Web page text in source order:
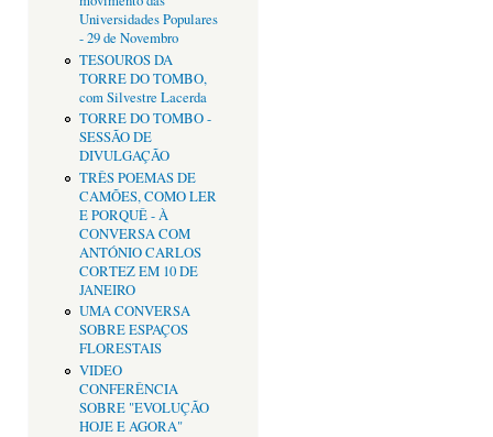
Universidades Populares
- 29 de Novembro
TESOUROS DA
TORRE DO TOMBO,
com Silvestre Lacerda
TORRE DO TOMBO -
SESSÃO DE
DIVULGAÇÃO
TRÊS POEMAS DE
CAMÕES, COMO LER
E PORQUÊ - À
CONVERSA COM
ANTÓNIO CARLOS
CORTEZ EM 10 DE
JANEIRO
UMA CONVERSA
SOBRE ESPAÇOS
FLORESTAIS
VIDEO
CONFERÊNCIA
SOBRE "EVOLUÇÃO
HOJE E AGORA"